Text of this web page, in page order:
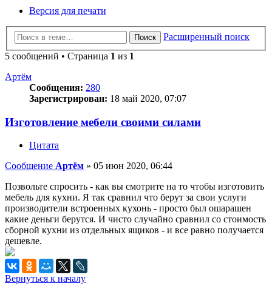
Версия для печати
Поиск
Расширенный поиск
5 сообщений • Страница 1 из 1
Артём
Сообщения: 280
Зарегистрирован: 18 май 2020, 07:07
Изготовление мебели своими силами
Цитата
Сообщение Артём » 05 июн 2020, 06:44
Позвольте спросить - как вы смотрите на то чтобы изготовить
мебель для кухни. Я так сравнил что берут за свои услуги
производители встроенных кухонь - просто был ошарашен
какие деньги берутся. И чисто случайно сравнил со стоимость
сборной кухни из отдельных ящиков - и все равно получается
дешевле.
Вернуться к началу